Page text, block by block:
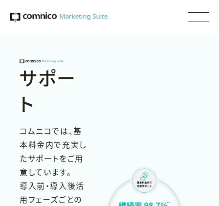
サポー
ト
コムニコでは、基
本料金内で充実し
たサポートをご用
意しています。
導入前・導入後活
用フェーズごとの